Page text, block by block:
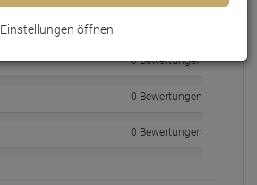
0 Bewertungen
0 Bewertungen
0 Bewertungen
Einstellungen öffnen